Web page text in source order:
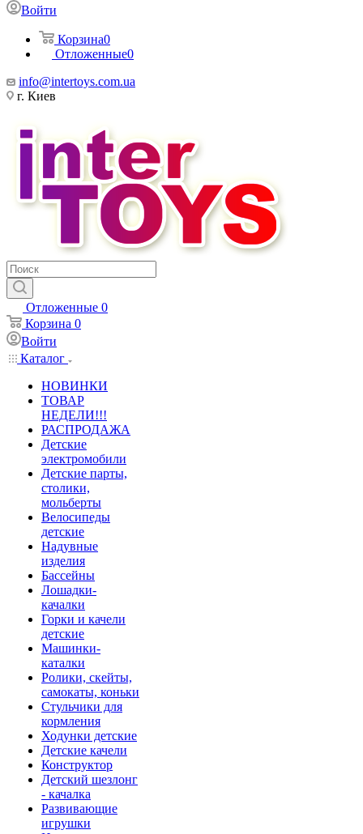
Войти
Корзина0
Отложенные0
info@intertoys.com.ua
г. Киев
Отложенные 0
Корзина 0
Войти
Каталог
НОВИНКИ
ТОВАР
НЕДЕЛИ!!!
РАСПРОДАЖА
Детские
электромобили
Детские парты,
столики,
мольберты
Велосипеды
детские
Надувные
изделия
Бассейны
Лошадки-
качалки
Горки и качели
детские
Машинки-
каталки
Ролики, скейты,
самокаты, коньки
Стульчики для
кормления
Ходунки детские
Детские качели
Конструктор
Детский шезлонг
- качалка
Развивающие
игрушки